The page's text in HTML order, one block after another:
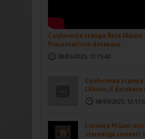
Conferenza stampa Rete l'Abuso
Presentazione database...
08/05/2025, 12:15:42
Conferenza stampa
L'Abuso, il database
abusi...08/05/2025,
Lorenzo Milani:
stereotipi correnti.